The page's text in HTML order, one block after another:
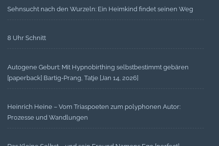
Sehnsucht nach den Wurzeln: Ein Heimkind findet seinen Weg
8 Uhr Schnitt
Autogene Geburt: Mit Hypnobirthing selbstbestimmt gebären
[paperback] Bartig-Prang, Tatje [Jan 14, 2026]
Heinrich Heine – Vom Triaspoeten zum polyphonen Autor:
Prozesse und Wandlungen